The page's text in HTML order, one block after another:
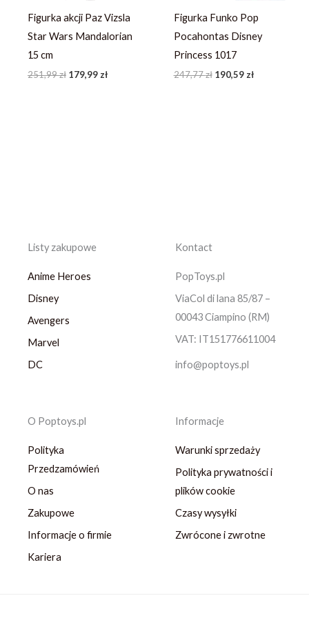
Figurka akcji Paz Vizsla
Star Wars Mandalorian
15 cm
251,99zł 179,99 zł
Figurka Funko Pop
Pocahontas Disney
Princess 1017
247,77zł 190,59 zł
Listy zakupowe
Anime Heroes
Disney
Avengers
Marvel
DC
Kontact
PopToys.pl
ViaCol di lana 85/87 –
00043 Ciampino (RM)
VAT: IT151776611004
info@poptoys.pl
O Poptoys.pl
Polityka
Przedzamówień
O nas
Zakupowe
Informacje o firmie
Kariera
Informacje
Warunki sprzedaży
Polityka prywatności i
plików cookie
Czasy wysyłki
Zwrócone i zwrotne